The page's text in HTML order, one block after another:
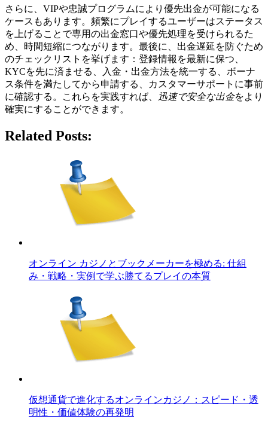
さらに、VIPや忠誠プログラムにより優先出金が可能になる
ケースもあります。頻繁にプレイするユーザーはステータス
を上げることで専用の出金窓口や優先処理を受けられるた
め、時間短縮につながります。最後に、出金遅延を防ぐため
のチェックリストを挙げます：登録情報を最新に保つ、
KYCを先に済ませる、入金・出金方法を統一する、ボーナ
ス条件を満たしてから申請する、カスタマーサポートに事前
に確認する。これらを実践すれば、
迅速で安全な出金をより
確実にすることができます。
Related Posts:
オンライン カジノとブックメーカーを極める: 仕組
み・戦略・実例で学ぶ勝てるプレイの本質
仮想通貨で進化するオンラインカジノ：スピード・透
明性・価値体験の再発明